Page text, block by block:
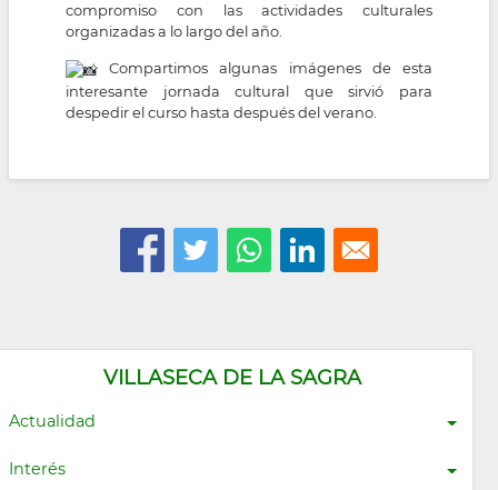
VILLASECA DE LA SAGRA
Actualidad
Interés
compromiso con las actividades culturales
organizadas a lo largo del año.
Compartimos algunas imágenes de esta
interesante jornada cultural que sirvió para
despedir el curso hasta después del verano.